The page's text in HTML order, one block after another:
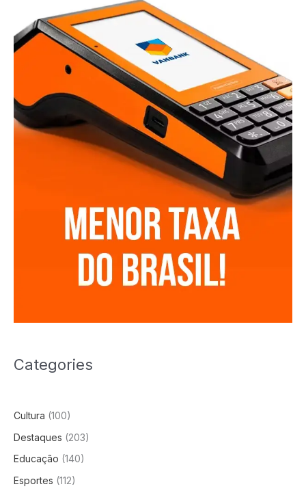
Categories
Cultura (100)
Destaques (203)
Educação (140)
Esportes (112)